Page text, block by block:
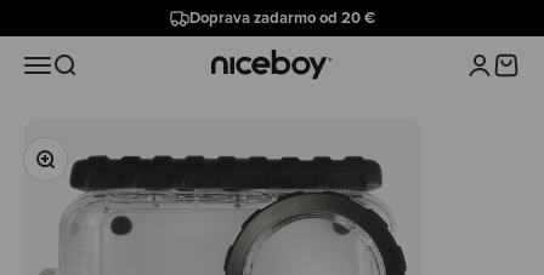
Doprava zadarmo od 20 €
MenuHľadať Niceboy Prihlásiť
Košík
Priblížiť